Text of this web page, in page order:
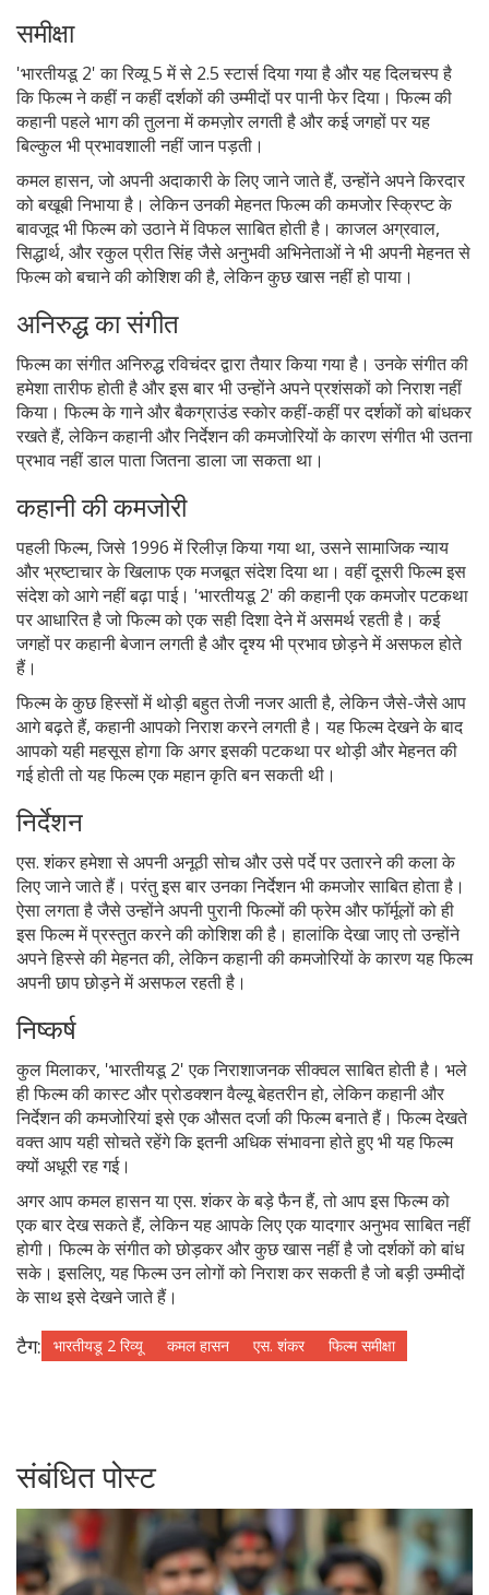
समीक्षा
'भारतीयडू 2' का रिव्यू 5 में से 2.5 स्टार्स दिया गया है और यह दिलचस्प है
कि फिल्म ने कहीं न कहीं दर्शकों की उम्मीदों पर पानी फेर दिया। फिल्म की
कहानी पहले भाग की तुलना में कमज़ोर लगती है और कई जगहों पर यह
बिल्कुल भी प्रभावशाली नहीं जान पड़ती।
कमल हासन, जो अपनी अदाकारी के लिए जाने जाते हैं, उन्होंने अपने किरदार
को बखूबी निभाया है। लेकिन उनकी मेहनत फिल्म की कमजोर स्क्रिप्ट के
बावजूद भी फिल्म को उठाने में विफल साबित होती है। काजल अग्रवाल,
सिद्धार्थ, और रकुल प्रीत सिंह जैसे अनुभवी अभिनेताओं ने भी अपनी मेहनत से
फिल्म को बचाने की कोशिश की है, लेकिन कुछ खास नहीं हो पाया।
अनिरुद्ध का संगीत
फिल्म का संगीत अनिरुद्ध रविचंदर द्वारा तैयार किया गया है। उनके संगीत की
हमेशा तारीफ होती है और इस बार भी उन्होंने अपने प्रशंसकों को निराश नहीं
किया। फिल्म के गाने और बैकग्राउंड स्कोर कहीं-कहीं पर दर्शकों को बांधकर
रखते हैं, लेकिन कहानी और निर्देशन की कमजोरियों के कारण संगीत भी उतना
प्रभाव नहीं डाल पाता जितना डाला जा सकता था।
कहानी की कमजोरी
पहली फिल्म, जिसे 1996 में रिलीज़ किया गया था, उसने सामाजिक न्याय
और भ्रष्टाचार के खिलाफ एक मजबूत संदेश दिया था। वहीं दूसरी फिल्म इस
संदेश को आगे नहीं बढ़ा पाई। 'भारतीयडू 2' की कहानी एक कमजोर पटकथा
पर आधारित है जो फिल्म को एक सही दिशा देने में असमर्थ रहती है। कई
जगहों पर कहानी बेजान लगती है और दृश्य भी प्रभाव छोड़ने में असफल होते
हैं।
फिल्म के कुछ हिस्सों में थोड़ी बहुत तेजी नजर आती है, लेकिन जैसे-जैसे आप
आगे बढ़ते हैं, कहानी आपको निराश करने लगती है। यह फिल्म देखने के बाद
आपको यही महसूस होगा कि अगर इसकी पटकथा पर थोड़ी और मेहनत की
गई होती तो यह फिल्म एक महान कृति बन सकती थी।
निर्देशन
एस. शंकर हमेशा से अपनी अनूठी सोच और उसे पर्दे पर उतारने की कला के
लिए जाने जाते हैं। परंतु इस बार उनका निर्देशन भी कमजोर साबित होता है।
ऐसा लगता है जैसे उन्होंने अपनी पुरानी फिल्मों की फ्रेम और फॉर्मूलों को ही
इस फिल्म में प्रस्तुत करने की कोशिश की है। हालांकि देखा जाए तो उन्होंने
अपने हिस्से की मेहनत की, लेकिन कहानी की कमजोरियों के कारण यह फिल्म
अपनी छाप छोड़ने में असफल रहती है।
निष्कर्ष
कुल मिलाकर, 'भारतीयडू 2' एक निराशाजनक सीक्वल साबित होती है। भले
ही फिल्म की कास्ट और प्रोडक्शन वैल्यू बेहतरीन हो, लेकिन कहानी और
निर्देशन की कमजोरियां इसे एक औसत दर्जा की फिल्म बनाते हैं। फिल्म देखते
वक्त आप यही सोचते रहेंगे कि इतनी अधिक संभावना होते हुए भी यह फिल्म
क्यों अधूरी रह गई।
अगर आप कमल हासन या एस. शंकर के बड़े फैन हैं, तो आप इस फिल्म को
एक बार देख सकते हैं, लेकिन यह आपके लिए एक यादगार अनुभव साबित नहीं
होगी। फिल्म के संगीत को छोड़कर और कुछ खास नहीं है जो दर्शकों को बांध
सके। इसलिए, यह फिल्म उन लोगों को निराश कर सकती है जो बड़ी उम्मीदों
के साथ इसे देखने जाते हैं।
टैग: भारतीयडू 2 रिव्यू कमल हासन एस. शंकर फिल्म समीक्षा
संबंधित पोस्ट